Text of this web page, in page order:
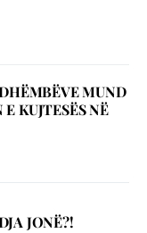
MUND
KUJTESËS NË
JONË?!